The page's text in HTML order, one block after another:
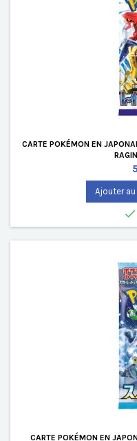
CARTE POKÉMON EN
Ajouter

CARTE POKÉMON EN